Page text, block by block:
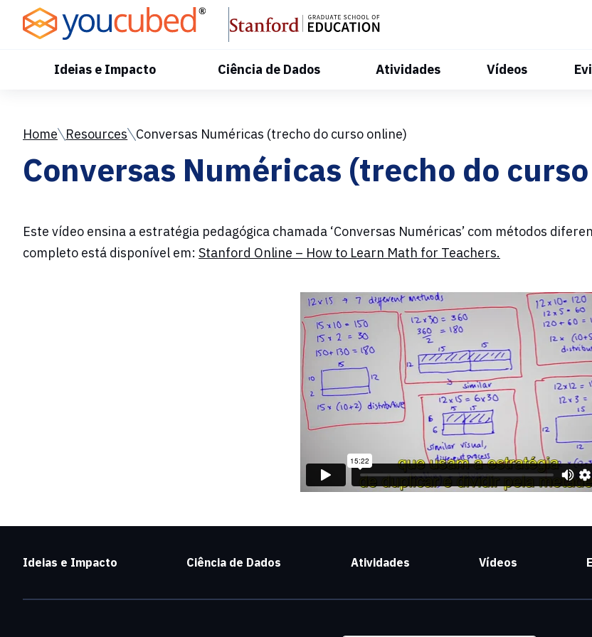
Content
Ideias e Impacto Ciência de Dados Atividades Vídeos
Home Resources Conversas Numéricas (trecho do curso online)
Conversas Numéricas (trecho do
Este vídeo ensina a estratégia pedagógica chamada ‘Conversas Numéricas’ com métodos
completo está disponível em: Stanford Online – How to Learn Math for Teachers.
Ideias e Impacto Ciência de Dados Atividades Vídeos